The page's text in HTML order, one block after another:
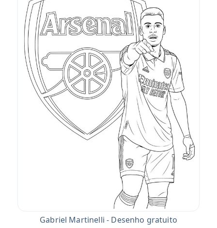
Gabriel Martinelli - Desenho gratuito